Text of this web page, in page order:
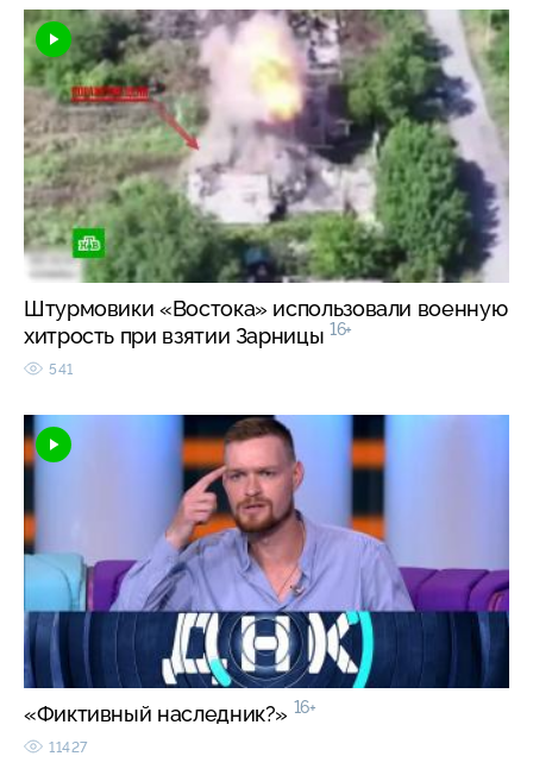
Штурмовики «Востока» использовали военную
хитрость при взятии Зарницы 16+
541
«Фиктивный наследник?» 16+
11427